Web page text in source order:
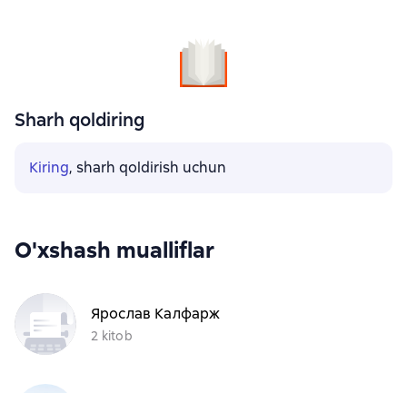
Sharh qoldiring
Kiring, sharh qoldirish uchun
O'xshash mualliflar
Ярослав Калфарж
2 kitob